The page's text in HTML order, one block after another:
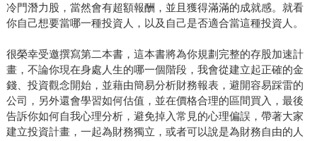
冷門潛力股，當然會有超額報酬，並且獲得滿滿的成就感。就看
你自己想要當哪一種投資人，以及自己是否適合當這種投資人。
很榮幸受邀撰寫第二本書，這本書將為你規劃完整的存股加速計
畫，不論你現在身處人生的哪一個階段，我會從建立起正確的金
錢、投資觀念開始，並藉由簡易分析財務報表，避開容易踩雷的
公司，另外還會學習如何估值，並在價格合理的區間買入，最後
告訴你如何自我心理分析，避免掉入常見的心理偏誤，帶著大家
建立投資計畫，一起為財務獨立，或者可以說是為財務自由的人